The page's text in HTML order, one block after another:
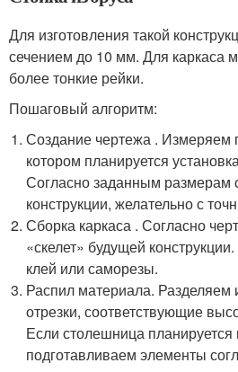
Для изготовления такой
сечением до 10 мм. Для каркаса
более тонкие рейки.
Пошаговый алгоритм:
Создание чертежа . Измеряем
котором планируется
Согласно заданным размерам
конструкции, желательно с
Сборка каркаса . Согласно
«скелет» будущей
клей или саморезы.
Распил материала.
отрезки, соответствующие
Если столешница планируется
подготавливаем элементы